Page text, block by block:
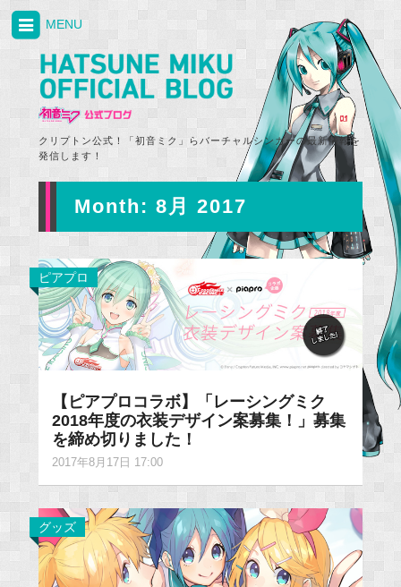
クリプトン公式！「初音ミク」らバーチャルシンガーの最新情報を
発信します！
MENU
Month: 8月 2017
ピアプロ
【ピアプロコラボ】「レーシングミク
2018年度の衣装デザイン案募集！」募集
を締め切りました！
2017年8月17日 17:00
グッズ